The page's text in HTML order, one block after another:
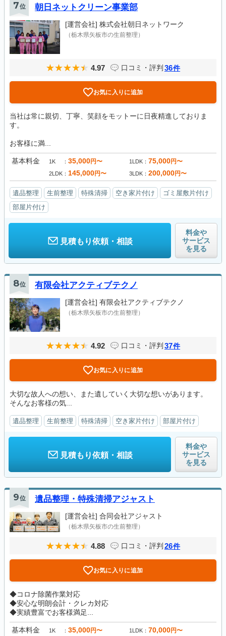
7位 朝日ネットクリーン事業部
[運営会社] 株式会社朝日ネットワーク
（栃木県矢板市の生前整理）
4.97 口コミ・評判 36件
お気に入りに追加
当社は常に親切、丁寧、笑顔をモットーに日夜精進しておりま
す。
お客様に満...
基本料金 1K 35,000円〜 1LDK 75,000円〜
2LDK 145,000円〜 3LDK 200,000円〜
遺品整理 生前整理 特殊清掃 空き家片付け
ゴミ屋敷片付け
部屋片付け
見積もり依頼・相談
料金や
サービス
を見る
8位 有限会社アクティブテクノ
[運営会社] 有限会社アクティブテクノ
（栃木県矢板市の生前整理）
4.92 口コミ・評判 37件
お気に入りに追加
大切な故人への想い、また遺していく大切な想いがあります。
そんなお客様の気...
遺品整理 生前整理 特殊清掃 空き家片付け 部屋片付け
見積もり依頼・相談
料金や
サービス
を見る
9位 遺品整理・特殊清掃アジャスト
[運営会社] 合同会社アジャスト
（栃木県矢板市の生前整理）
4.88 口コミ・評判 26件
お気に入りに追加
◆コロナ除菌作業対応
◆安心な明朗会計・クレカ対応
◆実績豊富でお客様満足...
基本料金 1K 35,000円〜 1LDK 70,000円〜